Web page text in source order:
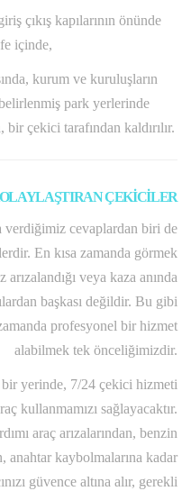
çıkış kapılarının önünde
içinde,
kurum ve kuruluşların
park yerlerinde
bir çekici tarafından kaldırılır.
ÇEKİCİLER
verdiğimiz cevaplardan biri de
En kısa zamanda görmek
arızalandığı veya kaza anında
başkası değildir. Bu gibi
profesyonel bir hizmet
alabilmek tek önceliğimizdir.
yerinde, 7/24 çekici hizmeti
kullanmamızı sağlayacaktır.
araç arızalarından, benzin
anahtar kaybolmalarına kadar
güvence altına alır, gerekli